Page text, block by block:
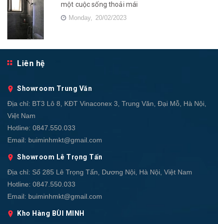
một cuộc sống thoải mái
Monday, 20/02/2023
Liên hệ
Showroom Trung Văn
Địa chỉ: BT3 Lô 8, KĐT Vinaconex 3, Trung Văn, Đại Mỗ, Hà Nội,
Việt Nam
Hotline: 0847.550.033
Email: buiminhmkt@gmail.com
Showroom Lê Trọng Tấn
Địa chỉ: Số 285 Lê Trọng Tấn, Dương Nội, Hà Nội, Việt Nam
Hotline: 0847.550.033
Email: buiminhmkt@gmail.com
Kho Hàng BÙI MINH